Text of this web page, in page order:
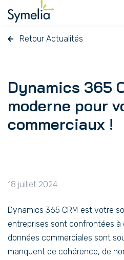
Retour Actualités
Dynamics 365
moderne pour
commerciaux !
18 juillet 2024
Dynamics 365 CRM est votre
entreprises sont confrontées à
données commerciales sont
manquent de cohérence, de